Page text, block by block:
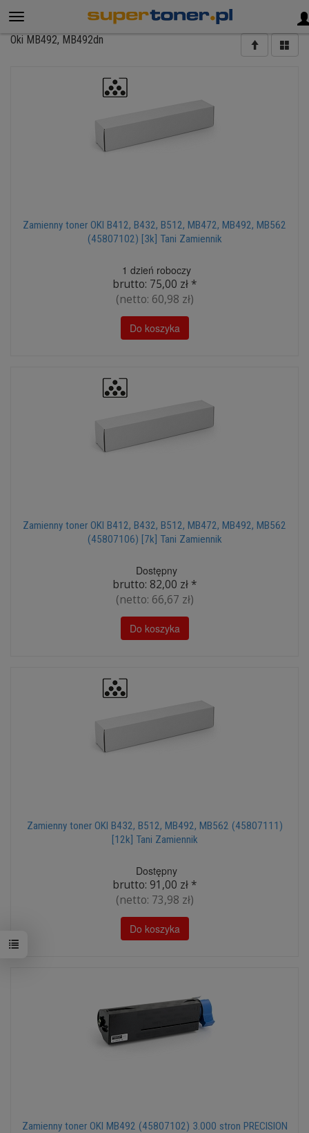
Oki MB492, MB492dn
Zamienny toner OKI B412, B432, B512, MB472, MB492, MB562
(45807102) [3k] Tani Zamiennik
1 dzień roboczy
brutto: 75,00 zł *
(netto: 60,98 zł)
Do koszyka
Zamienny toner OKI B412, B432, B512, MB472, MB492, MB562
(45807106) [7k] Tani Zamiennik
Dostępny
brutto: 82,00 zł *
(netto: 66,67 zł)
Do koszyka
Zamienny toner OKI B432, B512, MB492, MB562 (45807111)
[12k] Tani Zamiennik
Dostępny
brutto: 91,00 zł *
(netto: 73,98 zł)
Do koszyka
Zamienny toner OKI MB492 (45807102) 3.000 stron PRECISION